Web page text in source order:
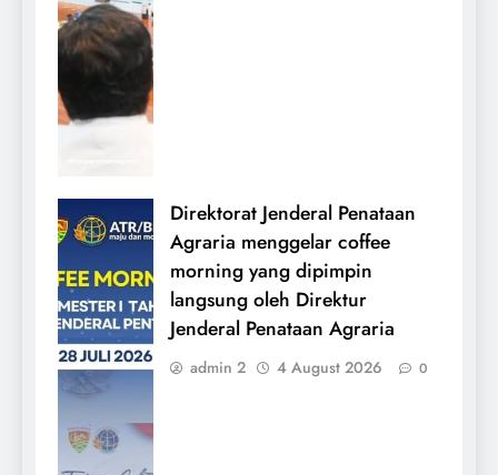
Direktorat Jenderal Penataan
Agraria menggelar coffee
morning yang dipimpin
langsung oleh Direktur
Jenderal Penataan Agraria
admin 2 4 August 2026 0